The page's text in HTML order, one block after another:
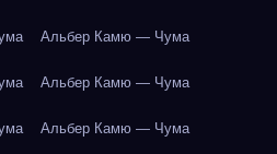
Альбер Камю — Чума
Альбер Камю — Чума
Альбер Камю — Чума